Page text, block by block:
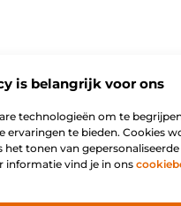
is belangrijk voor ons
technologieën om te
te bieden. Cookies
tonen van
informatie vind je in ons